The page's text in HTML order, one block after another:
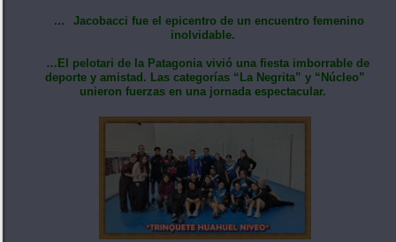
…
Jacobacci fue el epicentro de un encuentro femenino
inolvidable.
…El pelotari de la Patagonia vivió una fiesta imborrable de
deporte y amistad. Las categorías “La Negrita” y “Núcleo”
unieron fuerzas en una jornada espectacular.